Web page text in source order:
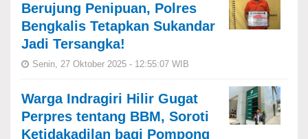
Berujung Penipuan, Polres
Bengkalis Tetapkan Sukandar
Jadi Tersangka!
Senin, 27 Oktober 2025 - 12:55:07 WIB
Warga Indragiri Hilir Gugat
Perpres tentang BBM, Soroti
Ketidakadilan bagi Pompong